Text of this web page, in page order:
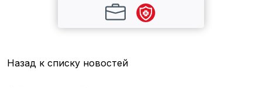
Назад к списку новостей